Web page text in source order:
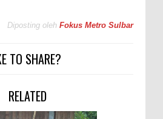
Diposting oleh Fokus Metro Sulbar
TO SHARE?
RELATED